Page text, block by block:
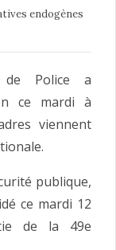
endogènes
de Police a
ce mardi à
viennent
publique,
ce mardi 12
de la 49e